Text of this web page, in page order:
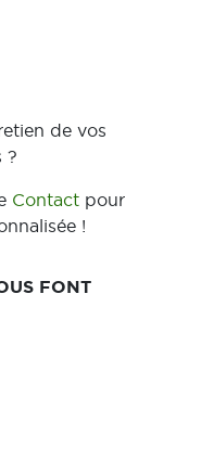
de vos
?
Contact pour
!
FONT